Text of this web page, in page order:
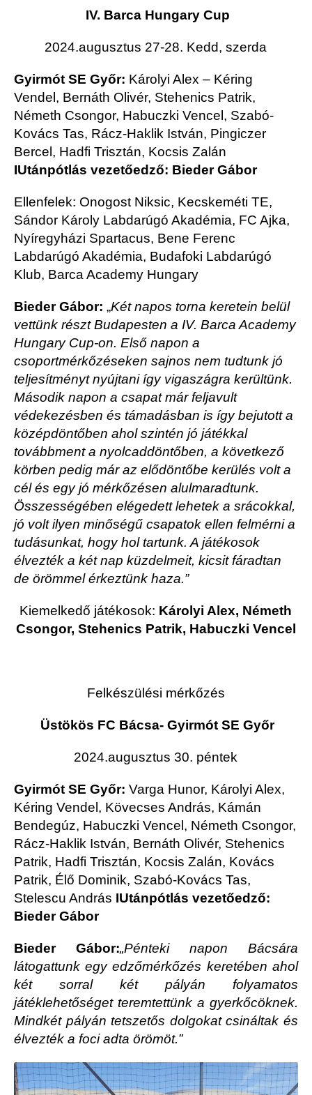
IV. Barca Hungary Cup
2024.augusztus 27-28. Kedd, szerda
Gyirmót SE Győr: Károlyi Alex – Kéring
Vendel, Bernáth Olivér, Stehenics Patrik,
Németh Csongor, Habuczki Vencel, Szabó-
Kovács Tas, Rácz-Haklik István, Pingiczer
Bercel, Hadfi Trisztán, Kocsis Zalán
IUtánpótlás vezetőedző: Bieder Gábor
Ellenfelek: Onogost Niksic, Kecskeméti TE,
Sándor Károly Labdarúgó Akadémia, FC Ajka,
Nyíregyházi Spartacus, Bene Ferenc
Labdarúgó Akadémia, Budafoki Labdarúgó
Klub, Barca Academy Hungary
Bieder Gábor: „Két napos torna keretein belül
vettünk részt Budapesten a IV. Barca Academy
Hungary Cup-on. Első napon a
csoportmérkőzéseken sajnos nem tudtunk jó
teljesítményt nyújtani így vigaszágra kerültünk.
Második napon a csapat már feljavult
védekezésben és támadásban is így bejutott a
középdöntőben ahol szintén jó játékkal
továbbment a nyolcaddöntőben, a következő
körben pedig már az elődöntőbe kerülés volt a
cél és egy jó mérkőzésen alulmaradtunk.
Összességében elégedett lehetek a srácokkal,
jó volt ilyen minőségű csapatok ellen felmérni a
tudásunkat, hogy hol tartunk. A játékosok
élvezték a két nap küzdelmeit, kicsit fáradtan
de örömmel érkeztünk haza.”
Kiemelkedő játékosok: Károlyi Alex, Németh
Csongor, Stehenics Patrik, Habuczki Vencel
Felkészülési mérkőzés
Üstökös FC Bácsa- Gyirmót SE Győr
2024.augusztus 30. péntek
Gyirmót SE Győr: Varga Hunor, Károlyi Alex,
Kéring Vendel, Kövecses András, Kámán
Bendegúz, Habuczki Vencel, Németh Csongor,
Rácz-Haklik István, Bernáth Olivér, Stehenics
Patrik, Hadfi Trisztán, Kocsis Zalán, Kovács
Patrik, Élő Dominik, Szabó-Kovács Tas,
Stelescu András IUtánpótlás vezetőedző:
Bieder Gábor
Bieder Gábor:„Pénteki napon Bácsára
látogattunk egy edzőmérkőzés keretében ahol
két sorral két pályán folyamatos
játéklehetőséget teremtettünk a gyerkőcöknek.
Mindkét pályán tetszetős dolgokat csináltak és
élvezték a foci adta örömöt.”